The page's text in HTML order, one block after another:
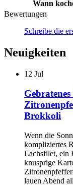
Wann
Bewertungen
Schreibe die
Neuigkeiten
12 Jul
Brokkoli
Wenn die
kompliziertes
Lachsfilet, ein
knusprige
lauen Abend